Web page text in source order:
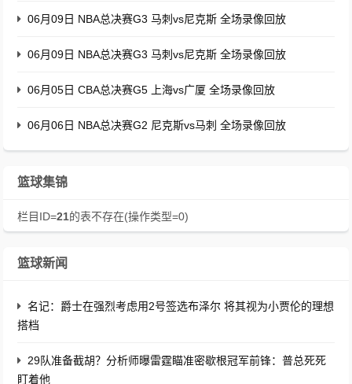
06月09日 NBA总决赛G3 马刺vs尼克斯 全场录像回放
06月09日 NBA总决赛G3 马刺vs尼克斯 全场录像回放
06月05日 CBA总决赛G5 上海vs广厦 全场录像回放
06月06日 NBA总决赛G2 尼克斯vs马刺 全场录像回放
篮球集锦
栏目ID=21的表不存在(操作类型=0)
篮球新闻
名记：爵士在强烈考虑用2号签选布泽尔 将其视为小贾伦的理想
搭档
29队准备截胡？分析师曝雷霆瞄准密歇根冠军前锋：普总死死
盯着他